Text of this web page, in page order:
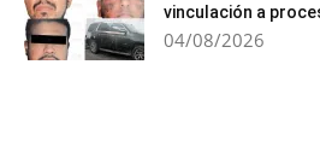
vinculación a
04/08/2026